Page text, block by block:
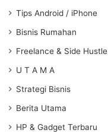
Tips Android / iPhone
Bisnis Rumahan
Freelance & Side Hustle
U T A M A
Strategi Bisnis
Berita Utama
HP & Gadget Terbaru